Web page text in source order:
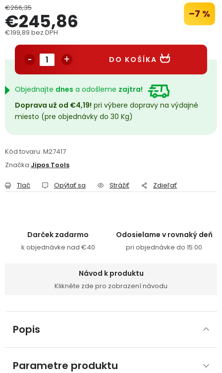
Podmienky ochrany osobných údajov
€266,35 –7 %
€245,86
€199,89 bez DPH
DO KOŠÍKA
Objednajte dnes a odošleme zajtra!
Doprava už od €4,19! pri výbere dopravy na výdajné
miesto (pre objednávky do 30 Kg)
Kód tovaru: M27417
Značka:Jipos Tools
Tlač Opýtať sa Strážiť Zdieľať
Darček zadarmo
k objednávke nad €40
Odosielame v rovnaký deň
pri objednávke do 15:00
Návod k produktu
Klikněte zde pro zobrazení návodu
Popis
Parametre produktu